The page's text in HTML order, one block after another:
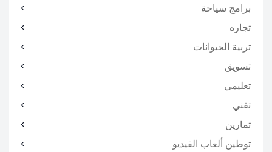
برامج سياحة
تجاره
تربية الحيوانات
تسويق
تعليمي
تقني
تمارين
توطين ألعاب الفيديو